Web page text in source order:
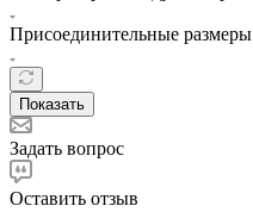
Присоединительные размеры
Показать
Задать вопрос
Оставить отзыв